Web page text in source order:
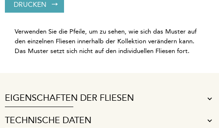
DRUCKEN
Verwenden Sie die Pfeile, um zu sehen, wie sich das Muster auf
den einzelnen Fliesen innerhalb der Kollektion verändern kann.
Das Muster setzt sich nicht auf den individuellen Fliesen fort.
EIGENSCHAFTEN DER FLIESEN
TECHNISCHE DATEN